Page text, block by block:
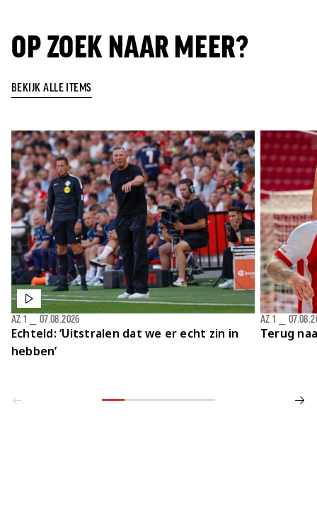
OP ZOEK NAAR MEER?
BEKIJK ALLE ITEMS
Echteld: ‘Uitstralen dat we er echt zin in
hebben’
AZ 1 07.08.2026
Terug
AZ 1